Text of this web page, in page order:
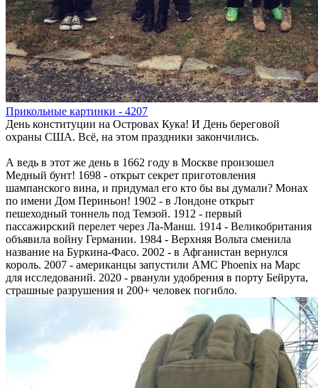
Прикольные картинки - 4207
День конституции на Островах Кука! И День береговой
охраны США. Всё, на этом праздники закончились.
А ведь в этот же день в 1662 году в Москве произошел
Медный бунт! 1698 - открыт секрет приготовления
шампанского вина, и придумал его кто бы вы думали? Монах
по имени Дом Периньон! 1902 - в Лондоне открыт
пешеходный тоннель под Темзой. 1912 - первый
пассажирский перелет через Ла-Манш. 1914 - Великобритания
объявила войну Германии. 1984 - Верхняя Вольта сменила
название на Буркина-Фасо. 2002 - в Афганистан вернулся
король. 2007 - американцы запустили АМС Phoenix на Марс
для исследований. 2020 - рванули удобрения в порту Бейрута,
страшные разрушения и 200+ человек погибло.